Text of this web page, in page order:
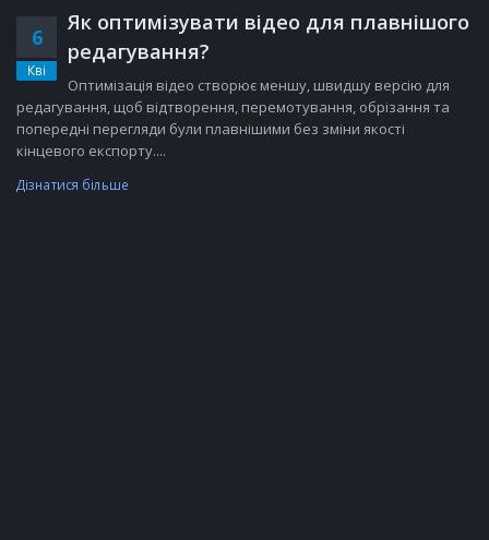
6
Кві
Як оптимізувати відео для плавнішого
редагування?
Оптимізація відео створює меншу, швидшу версію для
редагування, щоб відтворення, перемотування, обрізання та
попередні перегляди були плавнішими без зміни якості
кінцевого експорту....
Дізнатися більше